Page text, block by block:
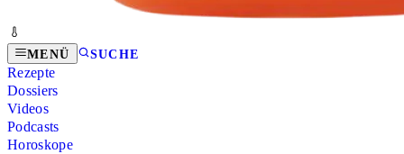
MENÜ SUCHE
Rezepte
Dossiers
Videos
Podcasts
Horoskope